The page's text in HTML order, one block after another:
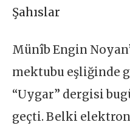
Şahıslar
Münîb Engin
mektubu eşliğinde
“Uygar” dergisi
geçti. Belki